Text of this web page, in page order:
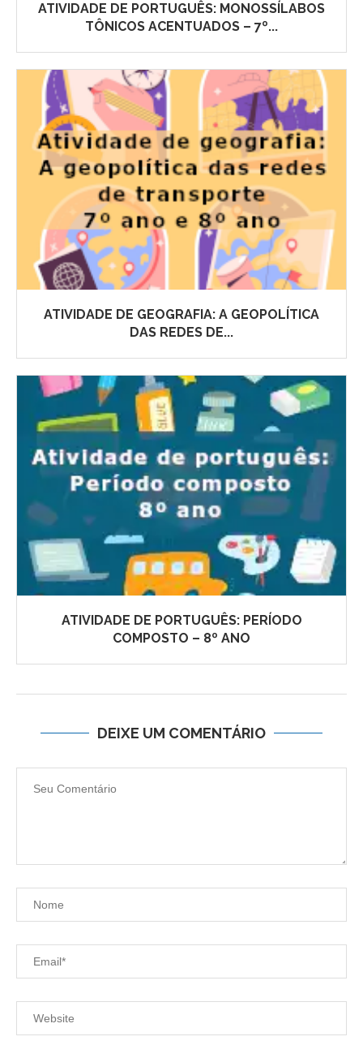
ATIVIDADE DE PORTUGUÊS: MONOSSÍLABOS
TÔNICOS ACENTUADOS – 7º...
ATIVIDADE DE GEOGRAFIA: A GEOPOLÍTICA
DAS REDES DE...
ATIVIDADE DE PORTUGUÊS: PERÍODO
COMPOSTO – 8º ANO
DEIXE UM COMENTÁRIO